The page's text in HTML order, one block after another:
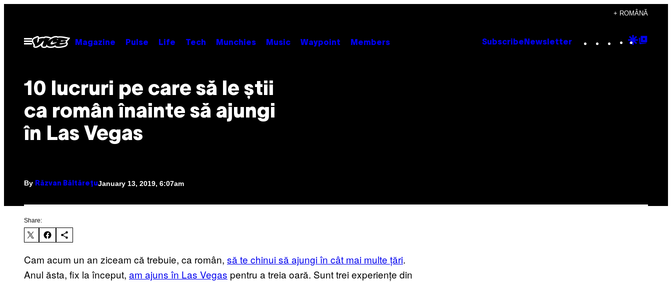
content
+ ROMÂNĂ
Open
Menu
Magazine Pulse Life Tech Munchies Music Waypoint Members Subscribe Newsletter Instagram
TikTok
YouTube
Google
10 lucruri pe care să le știi
ca român înainte să ajungi
în Las Vegas
By Răzvan Băltărețu January 13, 2019, 6:07am
Share:
Cam acum un an ziceam că trebuie, ca român, să te chinui să ajungi în cât mai multe țări.
Anul ăsta, fix la început, am ajuns în Las Vegas pentru a treia oară. Sunt trei experiențe din